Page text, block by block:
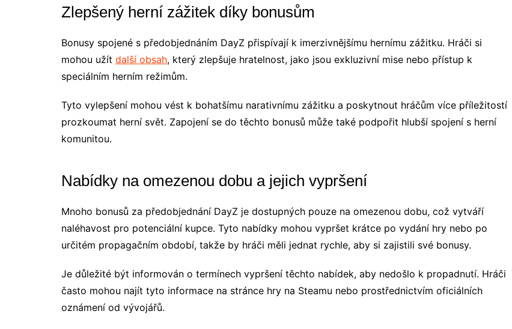
Zlepšený herní zážitek díky bonusům
Bonusy spojené s předobjednáním DayZ přispívají k imerzivnějšímu hernímu zážitku. Hráči si
mohou užít další obsah, který zlepšuje hratelnost, jako jsou exkluzivní mise nebo přístup k
speciálním herním režimům.
Tyto vylepšení mohou vést k bohatšímu narativnímu zážitku a poskytnout hráčům více příležitostí
prozkoumat herní svět. Zapojení se do těchto bonusů může také podpořit hlubší spojení s herní
komunitou.
Nabídky na omezenou dobu a jejich vypršení
Mnoho bonusů za předobjednání DayZ je dostupných pouze na omezenou dobu, což vytváří
naléhavost pro potenciální kupce. Tyto nabídky mohou vypršet krátce po vydání hry nebo po
určitém propagačním období, takže by hráči měli jednat rychle, aby si zajistili své bonusy.
Je důležité být informován o termínech vypršení těchto nabídek, aby nedošlo k propadnutí. Hráči
často mohou najít tyto informace na stránce hry na Steamu nebo prostřednictvím oficiálních
oznámení od vývojářů.